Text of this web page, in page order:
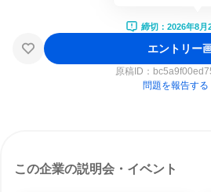
締切：2026年8月
エントリー
原稿ID：
問題を報告する
この企業の説明会・イベント